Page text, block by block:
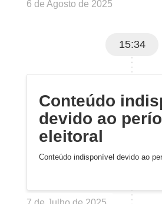
6 de Agosto de 2025
15:34
Conteúdo
devido ao
eleitoral
Conteúdo indisponível devido ao